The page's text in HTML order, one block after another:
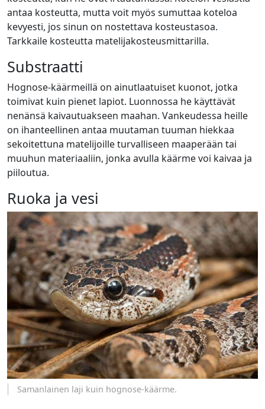
antaa kosteutta, mutta voit myös sumuttaa koteloa
kevyesti, jos sinun on nostettava kosteustasoa.
Tarkkaile kosteutta matelijakosteusmittarilla.
Substraatti
Hognose-käärmeillä on ainutlaatuiset kuonot, jotka
toimivat kuin pienet lapiot. Luonnossa he käyttävät
nenänsä kaivautuakseen maahan. Vankeudessa heille
on ihanteellinen antaa muutaman tuuman hiekkaa
sekoitettuna matelijoille turvalliseen maaperään tai
muuhun materiaaliin, jonka avulla käärme voi kaivaa ja
piiloutua.
Ruoka ja vesi
Samanlainen laji kuin hognose-käärme.